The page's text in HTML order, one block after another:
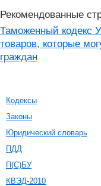
Рекомендованные
Таможенный кодекс
товаров, которые
граждан
Кодексы
Законы
Юридический словарь
ПДД
П(С)БУ
КВЭД-2010